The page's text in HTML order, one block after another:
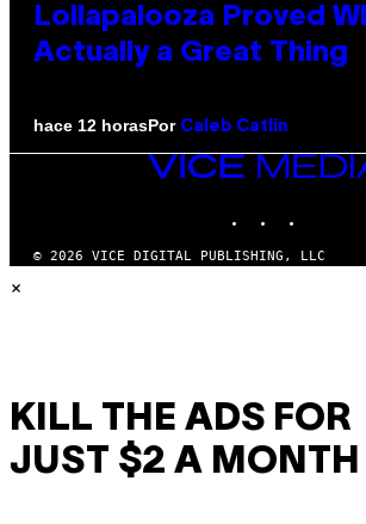
Lollapalooza Proved
Actually a Great Thing
hace 12 horasPor Caleb Catlin
VICE
MEDIA
© 2026 VICE DIGITAL PUBLISHING, LLC
×
KILL THE ADS FOR
JUST $2 A MONTH